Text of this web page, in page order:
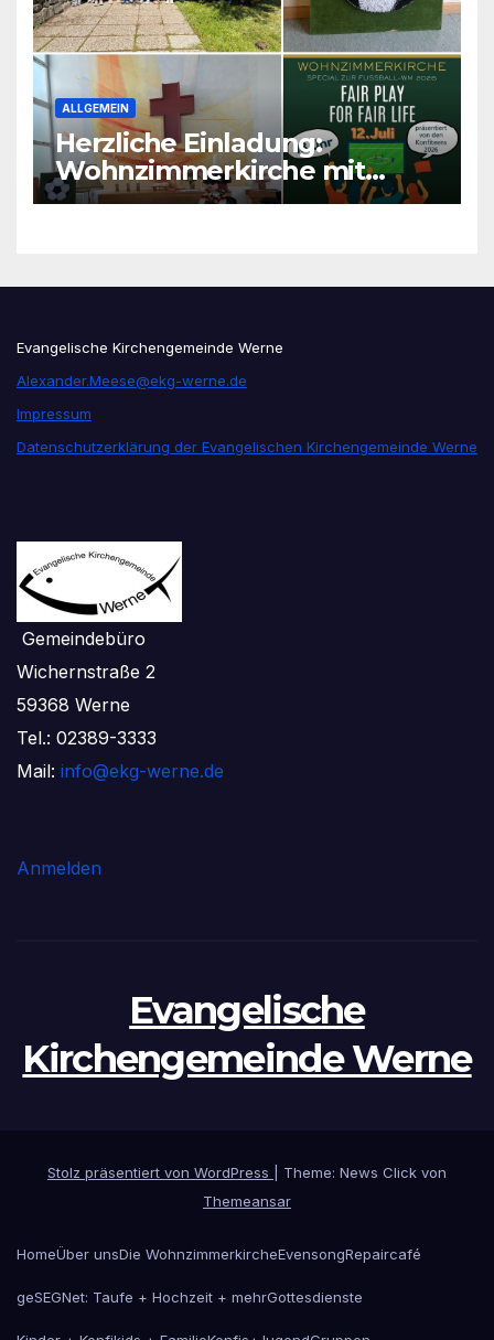
ALLGEMEIN
Herzliche Einladung:
Wohnzimmerkirche mit
unseren Konfis
Evangelische Kirchengemeinde Werne
Alexander.Meese@ekg-werne.de
Impressum
Datenschutzerklärung der Evangelischen Kirchengemeinde Werne
Gemeindebüro
Wichernstraße 2
59368 Werne
Tel.: 02389-3333
Mail: info@ekg-werne.de
Anmelden
Evangelische
Kirchengemeinde Werne
Stolz präsentiert von WordPress
Theme: News Click von
Themeansar
HomeÜber unsDie WohnzimmerkircheEvensongRepaircafé
geSEGNet: Taufe + Hochzeit + mehrGottesdienste